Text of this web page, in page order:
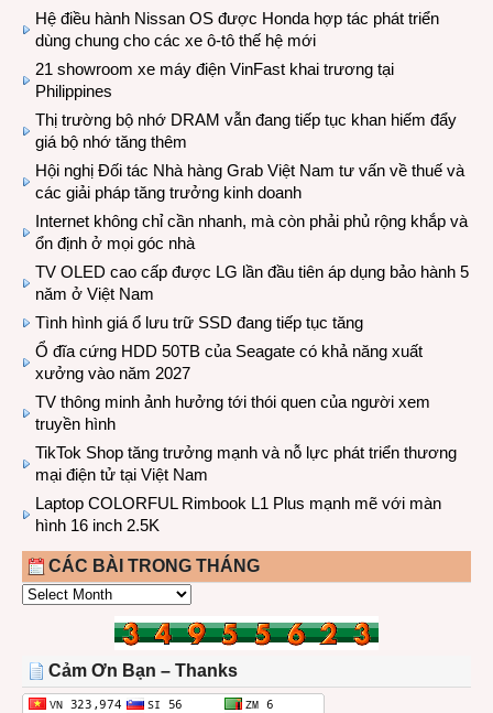
Hệ điều hành Nissan OS được Honda hợp tác phát triển
dùng chung cho các xe ô-tô thế hệ mới
21 showroom xe máy điện VinFast khai trương tại
Philippines
Thị trường bộ nhớ DRAM vẫn đang tiếp tục khan hiếm đẩy
giá bộ nhớ tăng thêm
Hội nghị Đối tác Nhà hàng Grab Việt Nam tư vấn về thuế và
các giải pháp tăng trưởng kinh doanh
Internet không chỉ cần nhanh, mà còn phải phủ rộng khắp và
ổn định ở mọi góc nhà
TV OLED cao cấp được LG lần đầu tiên áp dụng bảo hành 5
năm ở Việt Nam
Tình hình giá ổ lưu trữ SSD đang tiếp tục tăng
Ổ đĩa cứng HDD 50TB của Seagate có khả năng xuất
xưởng vào năm 2027
TV thông minh ảnh hưởng tới thói quen của người xem
truyền hình
TikTok Shop tăng trưởng mạnh và nỗ lực phát triển thương
mại điện tử tại Việt Nam
Laptop COLORFUL Rimbook L1 Plus mạnh mẽ với màn
hình 16 inch 2.5K
CÁC BÀI TRONG THÁNG
CÁC
THÁNG
Cảm Ơn Bạn – Thanks